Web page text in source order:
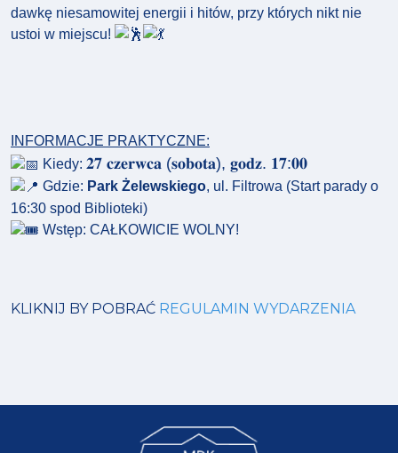
dawkę niesamowitej energii i hitów, przy których nikt nie
ustoi w miejscu!
INFORMACJE PRAKTYCZNE:
Kiedy: 𝟐𝟕 𝐜𝐳𝐞𝐫𝐰𝐜𝐚 (𝐬𝐨𝐛𝐨𝐭𝐚), 𝐠𝐨𝐝𝐳. 𝟏𝟕:𝟎𝟎
Gdzie: Park Żelewskiego, ul. Filtrowa (Start parady o
16:30 spod Biblioteki)
Wstęp: CAŁKOWICIE WOLNY!
KLIKNIJ BY POBRAĆ REGULAMIN WYDARZENIA